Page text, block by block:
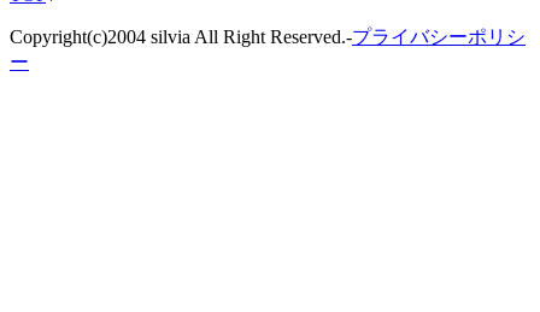
Copyright(c)2004 silvia All Right Reserved.-プライバシーポリシ
ー